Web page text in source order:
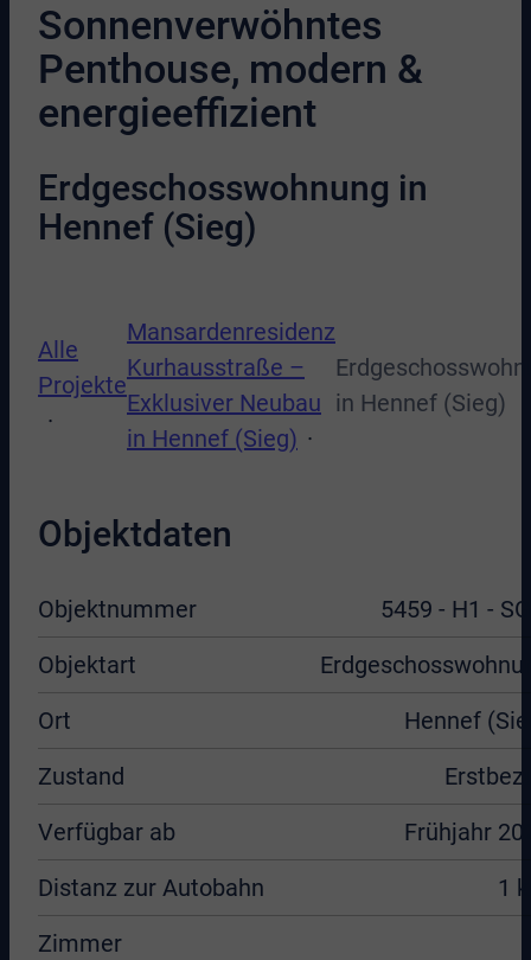
Sonnenverwöhntes
Penthouse, modern &
energieeffizient
Erdgeschosswohnung in
Hennef (Sieg)
Alle
Projekte
Mansardenresidenz
Kurhausstraße –
Exklusiver Neubau
in Hennef (Sieg)
in Hennef (Sieg)
Objektdaten
Objektnummer
5459 - H1 -
Objektart
Ort
Hennef
Zustand
Verfügbar ab
Frühjahr
Distanz zur Autobahn
1
Zimmer